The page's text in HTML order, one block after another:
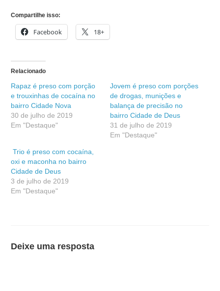
Compartilhe isso:
Facebook 18+
Relacionado
Rapaz é preso com porção
e trouxinhas de cocaína no
bairro Cidade Nova
30 de julho de 2019
Em "Destaque"
Jovem é preso com porções
de drogas, munições e
balança de precisão no
bairro Cidade de Deus
31 de julho de 2019
Em "Destaque"
Trio é preso com cocaína,
oxi e maconha no bairro
Cidade de Deus
3 de julho de 2019
Em "Destaque"
Deixe uma resposta